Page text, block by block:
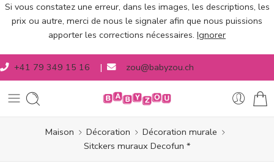
Si vous constatez une erreur, dans les images, les descriptions, les
prix ou autre, merci de nous le signaler afin que nous puissions
apporter les corrections nécessaires. Ignorer
+41 79 349 15 16 | zou@babyzou.ch
Maison Décoration
Décoration murale
Sitckers muraux Decofun *